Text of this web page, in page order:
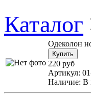
Каталог
Одеколон
220 руб
Артикул:
Наличие: В